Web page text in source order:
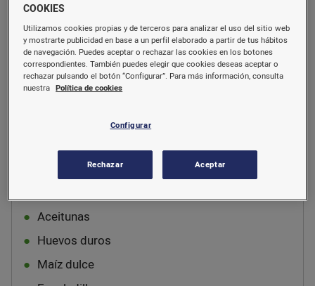
Gazpacho
Surtido para ensaladas
Aceitunas
Huevos duros
Maíz dulce
COOKIES
Utilizamos cookies propias y de terceros para analizar el uso del sitio web
y mostrarte publicidad en base a un perfil elaborado a partir de tus hábitos
de navegación. Puedes aceptar o rechazar las cookies en los botones
correspondientes. También puedes elegir que cookies deseas aceptar o
rechazar pulsando el botón “Configurar”. Para más información, consulta
nuestra Política de cookies
Configurar
Rechazar Aceptar